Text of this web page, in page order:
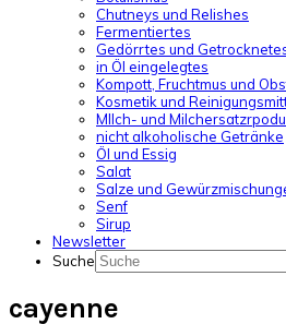
Chutneys und Relishes
Fermentiertes
Gedörrtes und
in Öl eingelegtes
Kompott, Fruchtmus und
Kosmetik und
MIlch- und
nicht alkoholische Getränke
Öl und Essig
Salat
Salze und
Senf
Sirup
Newsletter
Suche
cayenne